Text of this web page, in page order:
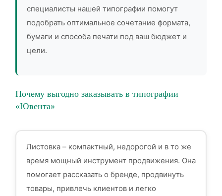
специалисты нашей типографии помогут
подобрать оптимальное сочетание формата,
бумаги и способа печати под ваш бюджет и
цели.
Почему выгодно заказывать в типографии
«Ювента»
Листовка – компактный, недорогой и в то же
время мощный инструмент продвижения. Она
помогает рассказать о бренде, продвинуть
товары, привлечь клиентов и легко